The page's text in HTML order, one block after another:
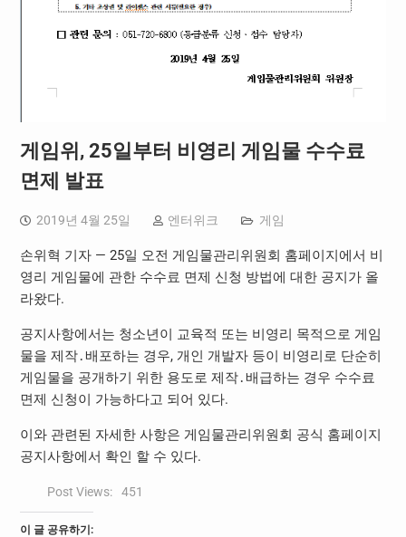
게임위, 25일부터 비영리 게임물 수수료
면제 발표
2019년 4월 25일 엔터위크 게임
손위혁 기자 — 25일 오전 게임물관리위원회 홈페이지에서 비
영리 게임물에 관한 수수료 면제 신청 방법에 대한 공지가 올
라왔다.
공지사항에서는 청소년이 교육적 또는 비영리 목적으로 게임
물을 제작․배포하는 경우, 개인 개발자 등이 비영리로 단순히
게임물을 공개하기 위한 용도로 제작․배급하는 경우 수수료
면제 신청이 가능하다고 되어 있다.
이와 관련된 자세한 사항은 게임물관리위원회 공식 홈페이지
공지사항에서 확인 할 수 있다.
Post Views: 451
이 글 공유하기: